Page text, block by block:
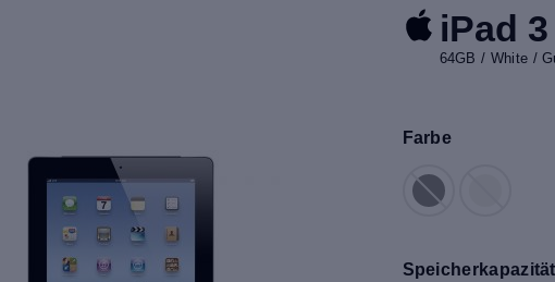
iPad
64GB / White /
Farbe
Speicherkapazität